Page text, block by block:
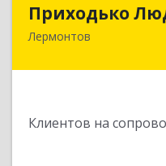
Приходько
Лермонтов
Клиентов на
357341,